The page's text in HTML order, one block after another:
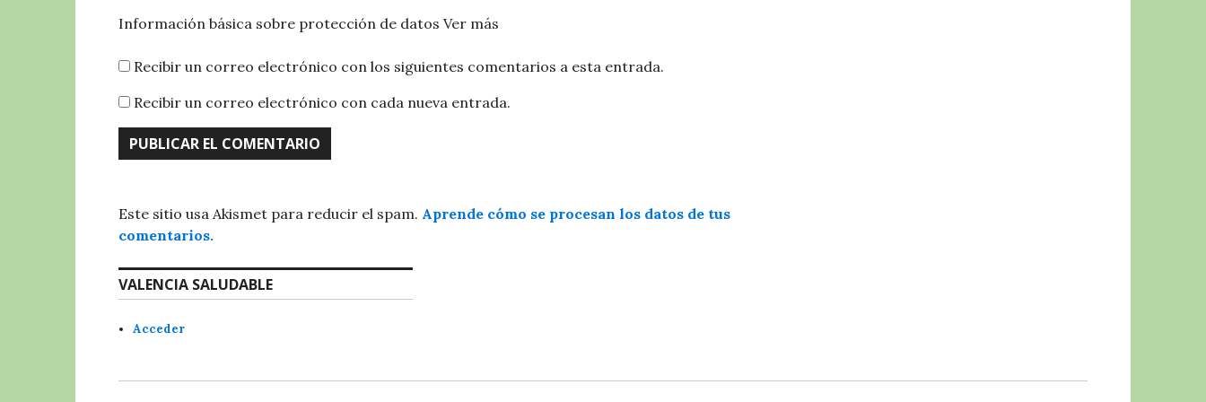
Información básica sobre protección de datos Ver más
Recibir un correo electrónico con los siguientes comentarios a esta entrada.
Recibir un correo electrónico con cada nueva entrada.
Este sitio usa Akismet para reducir el spam. Aprende cómo se procesan los datos de tus
comentarios.
VALENCIA SALUDABLE
Acceder